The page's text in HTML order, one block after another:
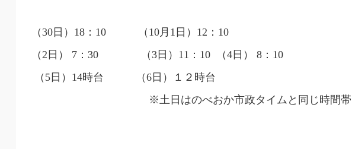
（30日）18：10 （10月1日）12：10
（2日） 7：30 （3日）11：10 （4日） 8：10
（5日）14時台 （6日）１２時台
※土日はのべおか市政タイムと同じ時間帯